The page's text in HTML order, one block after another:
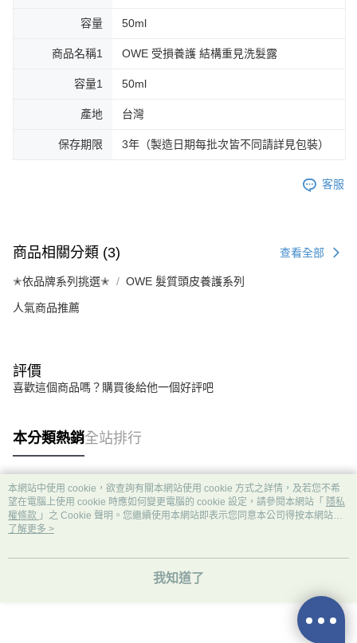
容量 50ml
商品名稱1 OWE 受損養護 結構重見洗髮露
容量1 50ml
產地 台灣
保存期限 3年（製造日期每批次皆不同請詳見包裝）
客服
商品相關分類 (3) 查看全部
✭依品牌系列挑選✭ OWE 髮質頭皮養護系列
人氣商品推薦
評價
喜歡這個商品嗎？購買後給他一個好評吧
本分類熱銷全站排行
熱門標籤
本網站中使用 cookie，欲查詢有關本網站使用 cookie 方式之詳情，及若您不希
望在電腦上使用 cookie 時應如何變更電腦的 cookie 設定，請參閱本網站「 隱私
權條款 」之 Cookie 聲明。您繼續使用本網站即表示您同意本公司得按本網站使
用條款之 Cookie 聲明使用 cookie。
了解更多 >
我知道了